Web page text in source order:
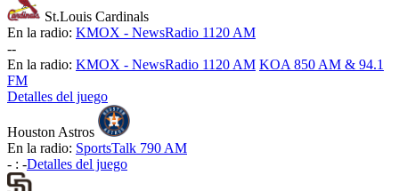
St.Louis Cardinals
En la radio: KMOX - NewsRadio 1120 AM
--
En la radio: KMOX - NewsRadio 1120 AM KOA 850 AM & 94.1
FM
Detalles del juego
Houston Astros
En la radio: SportsTalk 790 AM
- : -Detalles del juego